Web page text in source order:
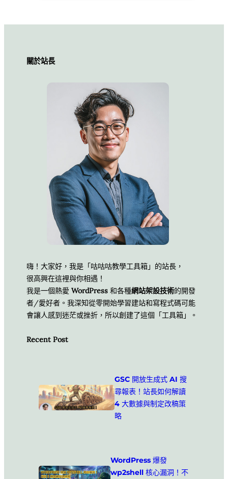
關於站長
嗨！大家好，我是「咕咕咕教學工具箱」的站長，
很高興在這裡與你相遇！
我是一個熱愛 WordPress 和各種網站架設技術的開發
者/愛好者。我深知從零開始學習建站和寫程式碼可能
會讓人感到迷茫或挫折，所以創建了這個「工具箱」。
Recent Post
GSC 開放生成式 AI 搜
尋報表！站長如何解讀
4 大數據與制定改稿策
略
WordPress 爆發
wp2shell 核心漏洞！不